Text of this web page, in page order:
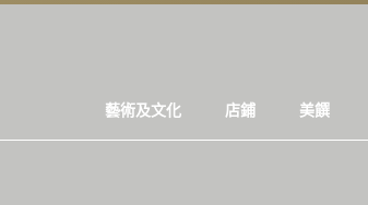
藝術及文化 店鋪 美饌